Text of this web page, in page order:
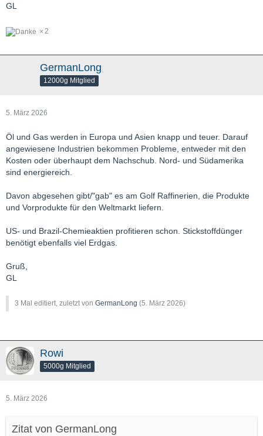
GL
2
GermanLong
12000g Mitglied
5. März 2026
Öl und Gas werden in Europa und Asien knapp und teuer. Darauf
angewiesene Industrien bekommen Probleme, entweder mit den
Kosten oder überhaupt dem Nachschub. Nord- und Südamerika
sind energiereich.
Davon abgesehen gibt/"gab" es am Golf Raffinerien, die Produkte
und Vorprodukte für den Weltmarkt liefern.
US- und Brazil-Chemieaktien profitieren schon. Stickstoffdünger
benötigt ebenfalls viel Erdgas.
Gruß,
GL
3 Mal editiert, zuletzt von GermanLong (5. März 2026)
Rowi
5000g Mitglied
5. März 2026
Zitat von GermanLong